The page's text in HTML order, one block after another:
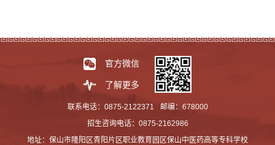
官方微信
了解更多
联系电话：0875-2122371
邮编：678000
招生咨询电话：0875-2162986
地址：保山市隆阳区青阳片区职业教育园区保山中医药高等专科学校